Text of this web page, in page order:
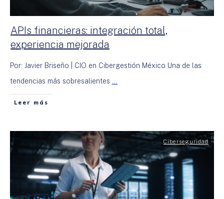
APIs financieras: integración total,
experiencia mejorada
Por: Javier Briseño | CIO en Cibergestión México Una de las
tendencias más sobresalientes ...
Leer más
Ciberseguridad